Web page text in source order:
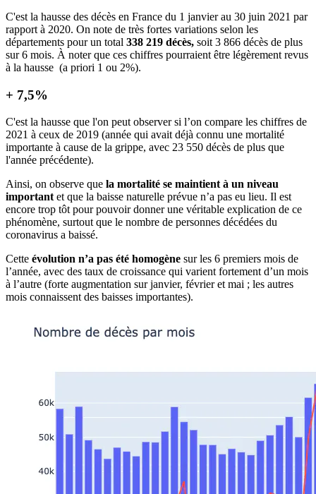
C'est la hausse des décès en France du 1 janvier au 30 juin 2021 par
rapport à 2020. On note de très fortes variations selon les
départements pour un total 338 219 décès, soit 3 866 décès de plus
sur 6 mois. À noter que ces chiffres pourraient être légèrement revus
à la hausse (a priori 1 ou 2%).
+ 7,5%
C'est la hausse que l'on peut observer si l’on compare les chiffres de
2021 à ceux de 2019 (année qui avait déjà connu une mortalité
importante à cause de la grippe, avec 23 550 décès de plus que
l'année précédente).
Ainsi, on observe que la mortalité se maintient à un niveau
important et que la baisse naturelle prévue n’a pas eu lieu. Il est
encore trop tôt pour pouvoir donner une véritable explication de ce
phénomène, surtout que le nombre de personnes décédées du
coronavirus a baissé.
Cette évolution n’a pas été homogène sur les 6 premiers mois de
l’année, avec des taux de croissance qui varient fortement d’un mois
à l’autre (forte augmentation sur janvier, février et mai ; les autres
mois connaissent des baisses importantes).